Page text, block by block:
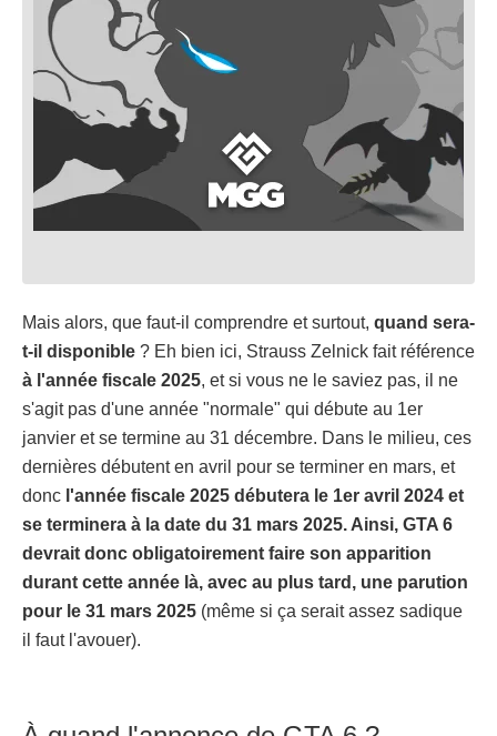
Mais alors, que faut-il comprendre et surtout, quand sera-
t-il disponible ? Eh bien ici, Strauss Zelnick fait référence
à l'année fiscale 2025, et si vous ne le saviez pas, il ne
s'agit pas d'une année "normale" qui débute au 1er
janvier et se termine au 31 décembre. Dans le milieu, ces
dernières débutent en avril pour se terminer en mars, et
donc l'année fiscale 2025 débutera le 1er avril 2024 et
se terminera à la date du 31 mars 2025. Ainsi, GTA 6
devrait donc obligatoirement faire son apparition
durant cette année là, avec au plus tard, une parution
pour le 31 mars 2025 (même si ça serait assez sadique
il faut l'avouer).